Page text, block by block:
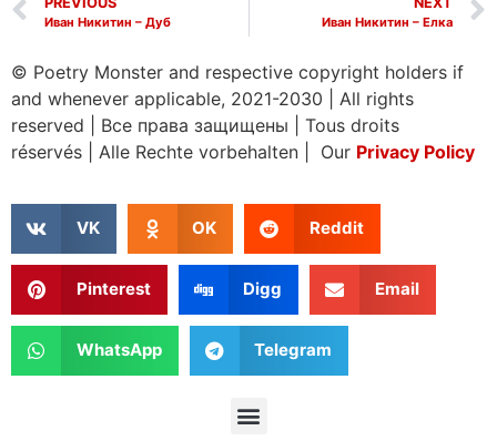
Иван Никитин – Дуб Иван Никитин – Елка
© Poetry Monster and respective copyright holders if
and whenever applicable, 2021-2030
All rights
reserved
Все права защищены
Tous droits
réservés
Alle Rechte vorbehalten | Our Privacy Policy
VK OK Reddit
Pinterest Digg Email
WhatsApp Telegram